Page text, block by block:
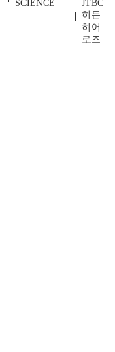
SCIENCE
JTBC
히든
히어
로즈